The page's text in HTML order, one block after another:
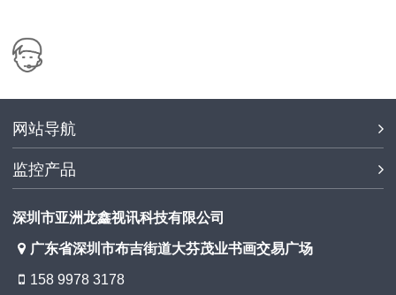
网站导航
监控产品
深圳市亚洲龙鑫视讯科技有限公司
广东省深圳市布吉街道大芬茂业书画交易广场
158 9978 3178